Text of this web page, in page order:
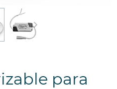
para